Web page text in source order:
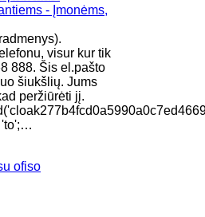
visur kur tik
888. Šis el.pašto
šiukšlių. Jums
peržiūrėti jį.
'to';…
ofiso